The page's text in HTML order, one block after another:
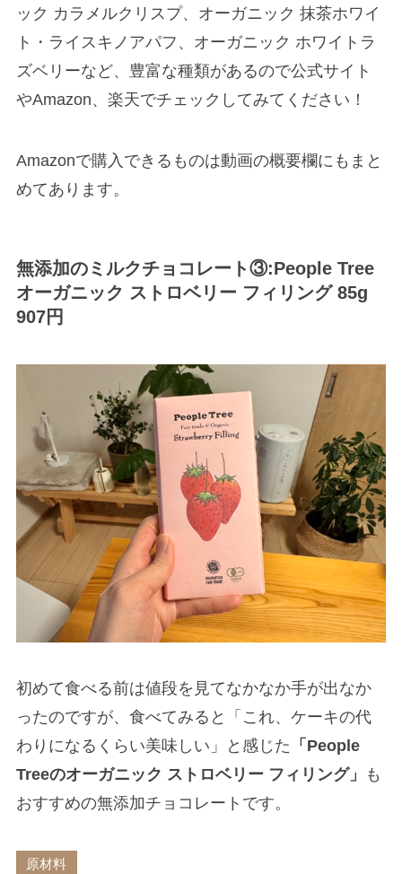
ック カラメルクリスプ、オーガニック 抹茶ホワイ
ト・ライスキノアパフ、オーガニック ホワイトラ
ズベリーなど、豊富な種類があるので公式サイト
やAmazon、楽天でチェックしてみてください！
Amazonで購入できるものは動画の概要欄にもまと
めてあります。
無添加のミルクチョコレート③:People Tree
オーガニック ストロベリー フィリング 85g
907円
初めて食べる前は値段を見てなかなか手が出なか
ったのですが、食べてみると「これ、ケーキの代
わりになるくらい美味しい」と感じた 「People
Treeのオーガニック ストロベリー フィリング」
も
おすすめの無添加チョコレートです。
原材料